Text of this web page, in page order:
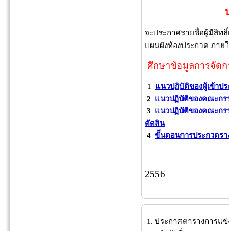
จะประกาศรายชื่อผู้มีสิท
แผนผังห้องประกวด ภาย
ศึกษาข้อมูลการจัดก
1 แนวปฏิบัติของผู้เข้าป
2 แนวปฏิบัติของคณะกร
3
แนวปฏิบัติของคณะกร
ตัดสิน
4 ขั้นตอนการประกวดรา
2556
1. ประกาศตารางการแ